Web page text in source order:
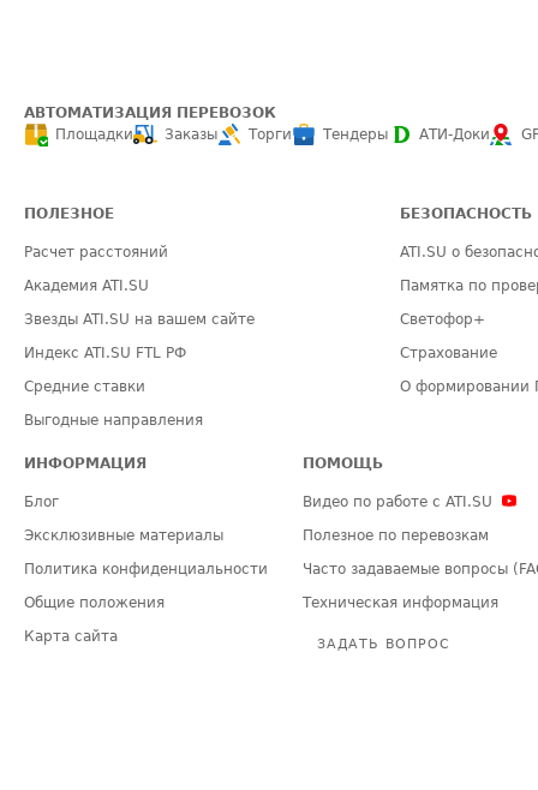
АВТОМАТИЗАЦИЯ ПЕРЕВОЗОК
Площадки
Заказы Торги Тендеры АТИ-Доки
ПОЛЕЗНОЕ
Расчет расстояний
Академия ATI.SU
Звезды ATI.SU на вашем сайте
Индекс ATI.SU FTL РФ
Средние ставки
Выгодные направления
БЕЗОПАСНОСТЬ
ATI.SU о
Памятка по
Светофор+
Страхование
О формировании
ИНФОРМАЦИЯ
Блог
Эксклюзивные материалы
Политика конфиденциальности
Общие положения
Карта сайта
ПОМОЩЬ
Видео по работе с ATI.SU
Полезное по перевозкам
Часто задаваемые вопросы
Техническая информация
ЗАДАТЬ ВОПРОС